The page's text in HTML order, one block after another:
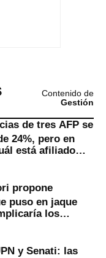
Contenido de
Gestión
de tres AFP se
24%, pero en
está afiliado
propone
puso en jaque
los
y Senati: las